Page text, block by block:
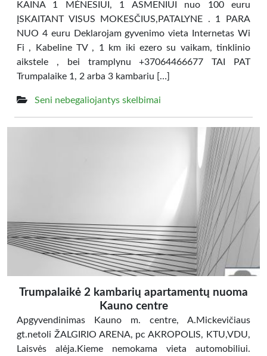
KAINA 1 MĖNESIUI, 1 ASMENIUI nuo 100 euru
ĮSKAITANT VISUS MOKESČIUS,PATALYNE . 1 PARA
NUO 4 euru Deklarojam gyvenimo vieta Internetas Wi
Fi , Kabeline TV , 1 km iki ezero su vaikam, tinklinio
aikstele , bei tramplynu +37064466677 TAI PAT
Trumpalaike 1, 2 arba 3 kambariu […]
Seni nebegaliojantys skelbimai
Trumpalaikė 2 kambarių apartamentų nuoma
Kauno centre
Apgyvendinimas Kauno m. centre, A.Mickevičiaus
gt.netoli ŽALGIRIO ARENA, pc AKROPOLIS, KTU,VDU,
Laisvės alėja.Kieme nemokama vieta automobiliui.